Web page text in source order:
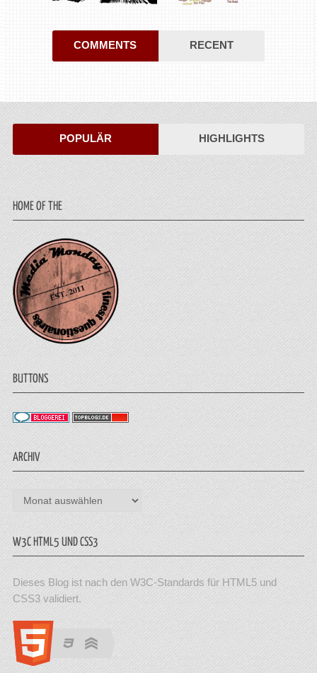
COMMENTS RECENT
POPULÄR HIGHLIGHTS
HOME OF THE
BUTTONS
ARCHIV
Archiv
W3C HTML5 UND CSS3
Dieses Blog ist nach den W3C-Standards für HTML5 und
CSS3 validiert.